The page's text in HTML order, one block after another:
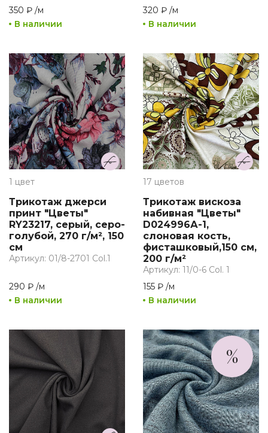
350 ₽ /м
В наличии
320 ₽ /м
В наличии
1 цвет
Трикотаж джерси
принт "Цветы"
RY23217, серый, серо-
голубой, 270 г/м², 150
см
Артикул: 01/8-2701 Col.1
290 ₽ /м
В наличии
17 цветов
Трикотаж вискоза
набивная "Цветы"
D024996А-1,
слоновая кость,
фисташковый,150 см,
200 г/м²
Артикул: 11/0-6 Col. 1
155 ₽ /м
В наличии
%